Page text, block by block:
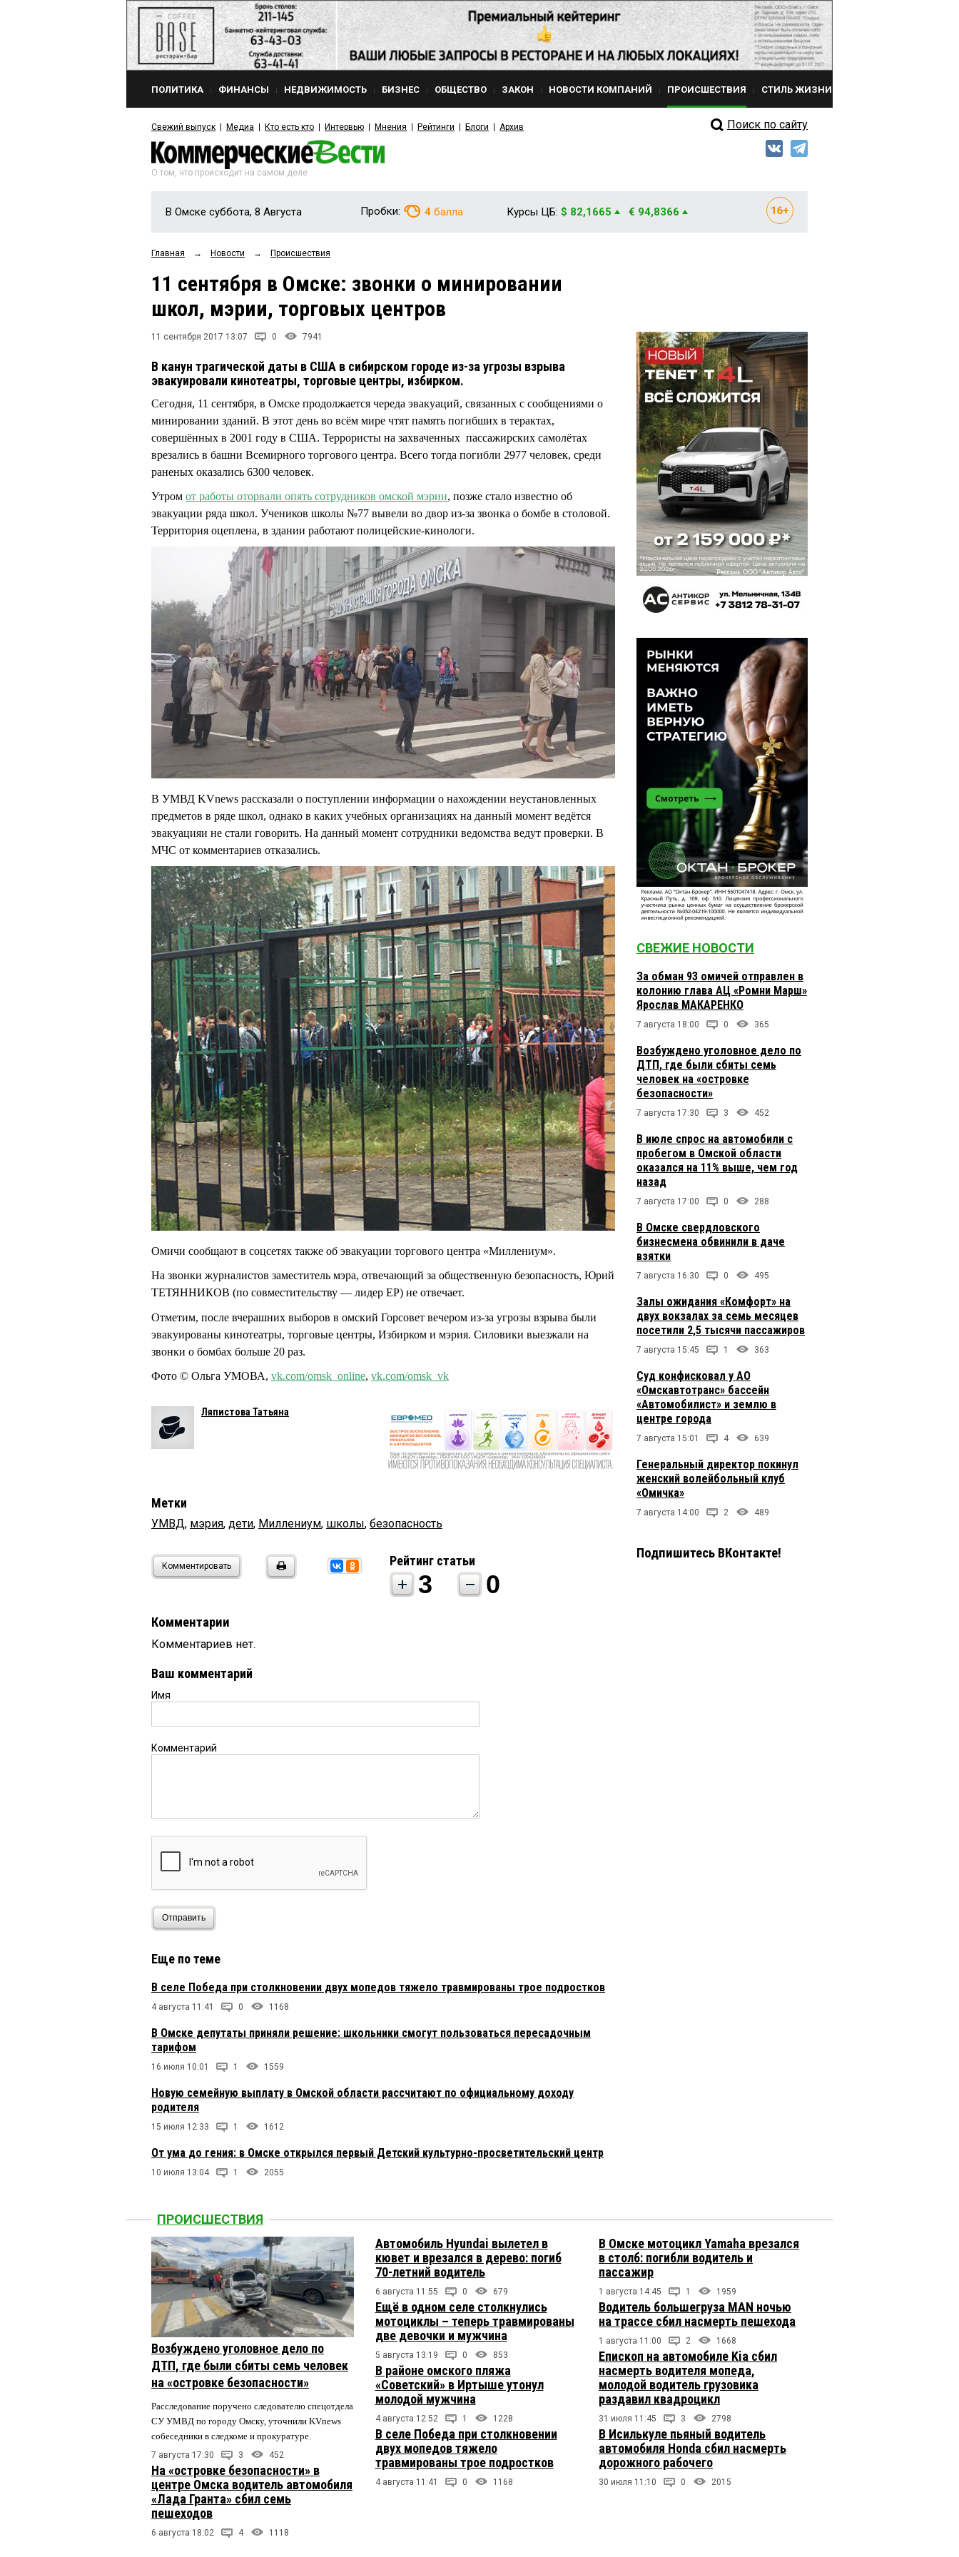
ПОЛИТИКА ФИНАНСЫ НЕДВИЖИМОСТЬ БИЗНЕС ОБЩЕСТВО ЗАКОН НОВОСТИ КОМПАНИЙ ПРОИСШЕСТВИЯ СТИЛЬ ЖИЗНИ
Свежий выпуск Медиа Кто есть кто Интервью Мнения Рейтинги Блоги Архив Поиск по сайту
О том, что происходит на самом деле
В Омске суббота, 8 Августа Пробки: 4 балла Курсы ЦБ: $ 82,1665 € 94,8366
Главная → Новости → Происшествия
11 сентября в Омске: звонки о минировании
школ, мэрии, торговых центров
11 сентября 2017 13:07 0 7941
В канун трагической даты в США в сибирском городе из-за угрозы взрыва
эвакуировали кинотеатры, торговые центры, избирком.
Сегодня, 11 сентября, в Омске продолжается череда эвакуаций, связанных с сообщениями о
минировании зданий. В этот день во всём мире чтят память погибших в терактах,
совершённых в 2001 году в США. Террористы на захваченных пассажирских самолётах
врезались в башни Всемирного торгового центра. Всего тогда погибли 2977 человек, среди
раненых оказались 6300 человек.
Утром от работы оторвали опять сотрудников омской мэрии, позже стало известно об
эвакуации ряда школ. Учеников школы №77 вывели во двор из-за звонка о бомбе в столовой.
Территория оцеплена, в здании работают полицейские-кинологи.
В УМВД KVnews рассказали о поступлении информации о нахождении неустановленных
предметов в ряде школ, однако в каких учебных организациях на данный момент ведётся
эвакуацияи не стали говорить. На данный момент сотрудники ведомства ведут проверки. В
МЧС от комментариев отказались.
Омичи сообщают в соцсетях также об эвакуации торгового центра «Миллениум».
На звонки журналистов заместитель мэра, отвечающий за общественную безопасность, Юрий
ТЕТЯННИКОВ (по совместительству — лидер ЕР) не отвечает.
Отметим, после вчерашних выборов в омский Горсовет вечером из-за угрозы взрыва были
эвакуированы кинотеатры, торговые центры, Избирком и мэрия. Силовики выезжали на
звонки о бомбах больше 20 раз.
Фото © Ольга УМОВА, vk.com/omsk_online, vk.com/omsk_vk
Ляпистова Татьяна
Метки
УМВД, мэрия, дети, Миллениум, школы, безопасность
Комментировать Рейтинг статьи
3 0
Комментарии
Комментариев нет.
Ваш комментарий
Имя
Комментарий
Отправить
Еще по теме
В селе Победа при столкновении двух мопедов тяжело травмированы трое подростков
4 августа 11:41 0 1168
В Омске депутаты приняли решение: школьники смогут пользоваться пересадочным
тарифом
16 июля 10:01 1 1559
Новую семейную выплату в Омской области рассчитают по официальному доходу
родителя
15 июля 12:33 1 1612
От ума до гения: в Омске открылся первый Детский культурно-просветительский центр
10 июля 13:04 1 2055
СВЕЖИЕ НОВОСТИ
За обман 93 омичей отправлен в
колонию глава АЦ «Ромни Марш»
Ярослав МАКАРЕНКО
7 августа 18:00 0 365
Возбуждено уголовное дело по
ДТП, где были сбиты семь
человек на «островке
безопасности»
7 августа 17:30 3 452
В июле спрос на автомобили с
пробегом в Омской области
оказался на 11% выше, чем год
назад
7 августа 17:00 0 288
В Омске свердловского
бизнесмена обвинили в даче
взятки
7 августа 16:30 0 495
Залы ожидания «Комфорт» на
двух вокзалах за семь месяцев
посетили 2,5 тысячи пассажиров
7 августа 15:45 1 363
Суд конфисковал у АО
«Омскавтотранс» бассейн
«Автомобилист» и землю в
центре города
7 августа 15:01 4 639
Генеральный директор покинул
женский волейбольный клуб
«Омичка»
7 августа 14:00 2 489
Подпишитесь ВКонтакте!
ПРОИСШЕСТВИЯ
Возбуждено уголовное дело по
ДТП, где были сбиты семь человек
на «островке безопасности»
Расследование поручено следователю спецотдела
СУ УМВД по городу Омску, уточнили KVnews
собеседники в следкоме и прокуратуре.
7 августа 17:30 3 452
На «островке безопасности» в
центре Омска водитель автомобиля
«Лада Гранта» сбил семь
пешеходов
6 августа 18:02 4 1118
Автомобиль Hyundai вылетел в
кювет и врезался в дерево: погиб
70-летний водитель
6 августа 11:55 0 679
Ещё в одном селе столкнулись
мотоциклы – теперь травмированы
две девочки и мужчина
5 августа 13:19 0 853
В районе омского пляжа
«Советский» в Иртыше утонул
молодой мужчина
4 августа 12:52 1 1228
В селе Победа при столкновении
двух мопедов тяжело
травмированы трое подростков
4 августа 11:41 0 1168
В Омске мотоцикл Yamaha врезался
в столб: погибли водитель и
пассажир
1 августа 14:45 1 1959
Водитель большегруза MAN ночью
на трассе сбил насмерть пешехода
1 августа 11:00 2 1668
Епископ на автомобиле Kia сбил
насмерть водителя мопеда,
молодой водитель грузовика
раздавил квадроцикл
31 июля 11:45 3 2798
В Исилькуле пьяный водитель
автомобиля Honda сбил насмерть
дорожного рабочего
30 июля 11:10 0 2015